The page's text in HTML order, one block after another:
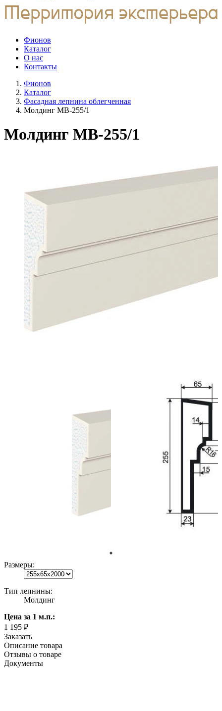
Фионов
Каталог
О нас
Контакты
Фионов
Каталог
Фасадная лепнина облегченная
Молдинг МВ-255/1
Молдинг МВ-255/1
Размеры:
Тип лепнины:
Молдинг
Цена за 1 м.п.:
1 195 ₽
Заказать
Описание товара
Отзывы о товаре
Документы